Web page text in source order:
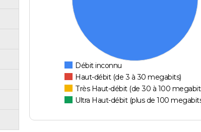
Débit inconnu
Haut-débit (de 3 à 30 megabits)
Très Haut-débit (de 30 à 100
Ultra Haut-débit (plus de 100